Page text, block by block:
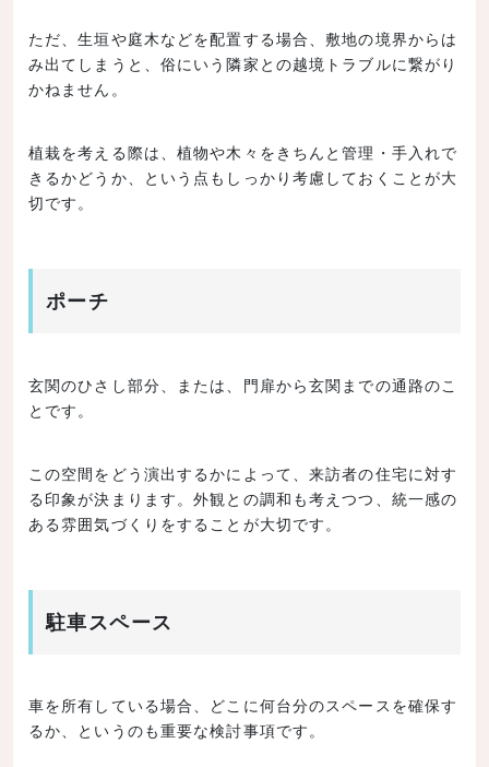
ただ、生垣や庭木などを配置する場合、敷地の境界からは
み出てしまうと、俗にいう隣家との越境トラブルに繋がり
かねません。
植栽を考える際は、植物や木々をきちんと管理・手入れで
きるかどうか、という点もしっかり考慮しておくことが大
切です。
ポーチ
玄関のひさし部分、または、門扉から玄関までの通路のこ
とです。
この空間をどう演出するかによって、来訪者の住宅に対す
る印象が決まります。外観との調和も考えつつ、統一感の
ある雰囲気づくりをすることが大切です。
駐車スペース
車を所有している場合、どこに何台分のスペースを確保す
るか、というのも重要な検討事項です。